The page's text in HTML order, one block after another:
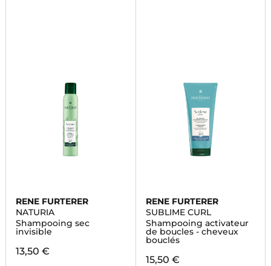
RENE FURTERER
NATURIA
Shampooing sec
invisible
13,50 €
RENE FURTERER
SUBLIME CURL
Shampooing activateur
de boucles - cheveux
bouclés
15,50 €